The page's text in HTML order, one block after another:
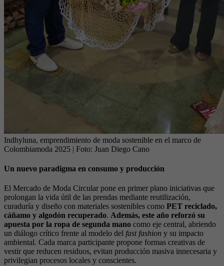
Indhyluna, emprendimiento de moda sostenible en el marco de
Colombiamoda 2025 | Foto: Juan Diego Cano
Un nuevo paradigma en consumo y producción
El Mercado de Moda Circular pone en primer plano iniciativas que
prolongan la vida útil de las prendas mediante reutilización,
curaduría y diseño con materiales sostenibles como PET reciclado,
cáñamo y algodón recuperado. Además, este año reforzó su
apuesta por la ropa de segunda mano como eje central, abriendo
un diálogo crítico frente al modelo del fast fashion y su impacto
ambiental. Cada marca participante propone formas creativas de
vestir que reducen residuos, evitan producción masiva innecesaria y
privilegian procesos locales y conscientes.